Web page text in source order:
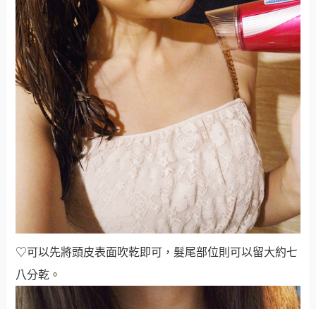
♡可以先將頭皮表面吹乾即可，髮尾部位則可以留大約七
八分乾 。